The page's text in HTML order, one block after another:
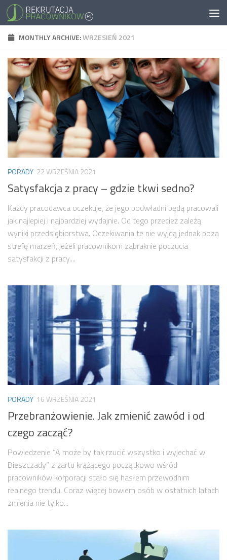
MONTHLY ARCHIVE:WRZESIEŃ 2021
PORADY 22 WRZEŚNIA 2021
Satysfakcja z pracy – gdzie tkwi sedno?
Każdy pracodawca oczekuje, że jego podwładni będą pracowali
jak najlepiej i najbardziej wydajnie. Od tego przecież zależą
wyniki przedsiębiorstwa. Oczekiwania te nie wyjdą jednak poza
strefę marzeń, jeżeli pracownikom zabraknie poczucia
satysfakcji z pracy....
PORADY 16 WRZEŚNIA 2021
Przebranżowienie. Jak zmienić zawód i od
czego zacząć?
Powiedzenie “A może by tak rzucić wszystko i wyjechać w
Bieszczady” z żartu krążącego początkowo wśród
pracowników korporacji stało się hasłem przewodnim
realnego trendu. Coraz więcej bowiem osób w ostatnich latach
zmienia nie tylko...